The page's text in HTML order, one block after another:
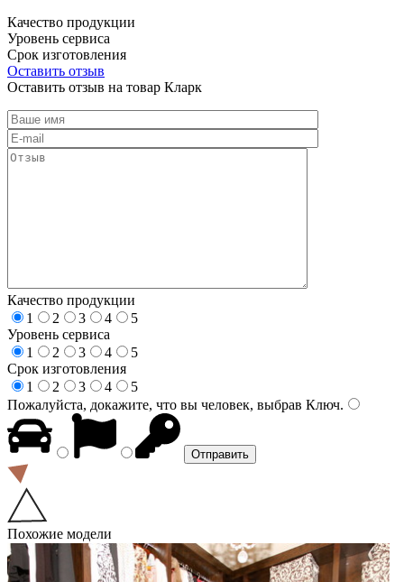
Качество продукции
Уровень сервиса
Срок изготовления
Оставить отзыв
Оставить отзыв на товар Кларк
Качество продукции
1
2 3 4
5
Уровень сервиса
1
2 3 4
5
Срок изготовления
1
2 3 4
5
Пожалуйста, докажите, что вы человек, выбрав Ключ.
Похожие модели